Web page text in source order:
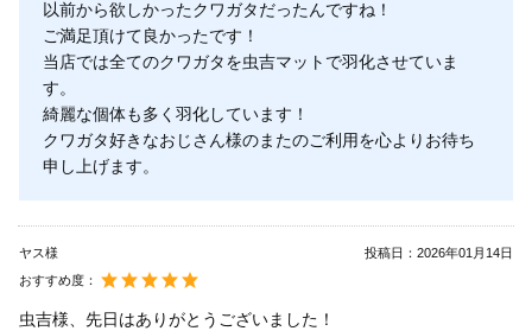
以前から欲しかったクワガタだったんですね！
ご満足頂けて良かったです！
当店では全てのクワガタを虫吉マットで羽化させていま
す。
綺麗な個体も多く羽化しています！
クワガタ好きなおじさん様のまたのご利用を心よりお待ち
申し上げます。
ヤス様 投稿日： 2026年01月14日
おすすめ度：
虫吉様、先日はありがとうございました！